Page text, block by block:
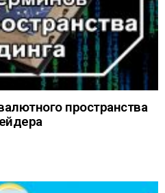
пространства